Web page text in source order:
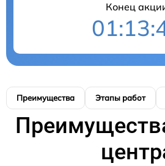
Конец
Преимущества Этапы работ